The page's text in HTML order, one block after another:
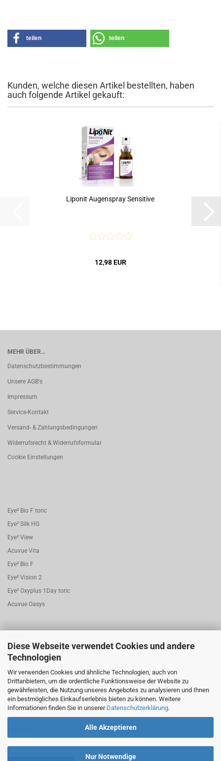
Diese Webseite verwendet Cookies und andere
Technologien
Wir verwenden Cookies und ähnliche Technologien, auch von
Drittanbietern, um die ordentliche Funktionsweise der Website zu
gewährleisten, die Nutzung unseres Angebotes zu analysieren und Ihnen
ein bestmögliches Einkaufserlebnis bieten zu können. Weitere
Informationen finden Sie in unserer Datenschutzerklärung.
Alle Akzeptieren
Nur Notwendige
teilen teilen
Kunden, welche diesen Artikel bestellten, haben
auch folgende Artikel gekauft:
Liponit Augenspray Sensitive
12,98 EUR
MEHR ÜBER...
Datenschutzbestimmungen
Unsere AGB's
Impressum
Service-Kontakt
Versand- & Zahlungsbedingungen
Widerrufsrecht & Widerrufsformular
Cookie Einstellungen
Eye² Bio F toric
Eye² Silk HG
Eye² View
Acuvue Vita
Eye² Bio F
Eye² Vision 2
Eye² Oxyplus 1Day toric
Acuvue Oasys
Eye² Nova
Eye² Joy
Eye² Bio.F 1 Day torisch
Eye² Dayfresh
Eye² My.Sen